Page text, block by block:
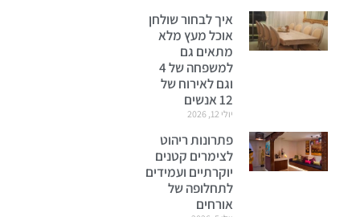
איך לבחור שולחן
אוכל מעץ מלא
מתאים גם
למשפחה של 4
וגם לאירוח של
12 אנשים
יולי 12, 2026
פתרונות ריהוט
לצימרים קטנים
יוקרתיים ועמידים
לתחלופה של
אורחים